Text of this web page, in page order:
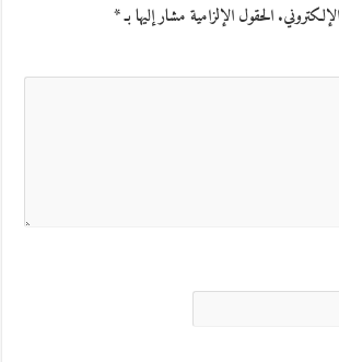
الحقول الإلزامية مشار إليها بـ*